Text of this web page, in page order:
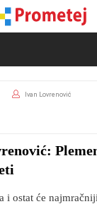
Ivan Lovrenović
i ostat će